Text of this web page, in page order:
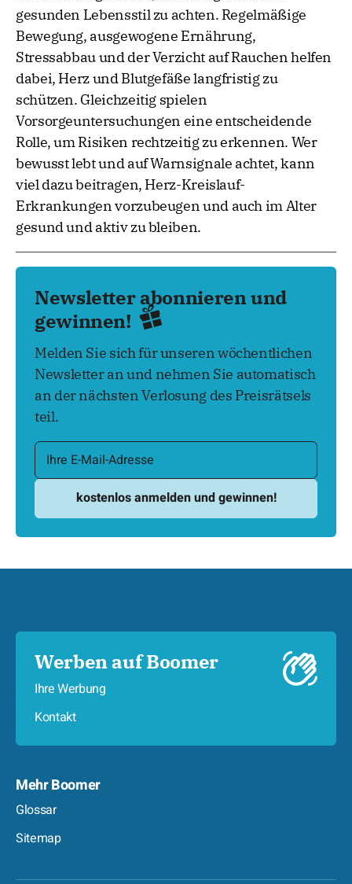
gesunden Lebensstil zu achten. Regelmäßige
Bewegung, ausgewogene Ernährung,
Stressabbau und der Verzicht auf Rauchen helfen
dabei, Herz und Blutgefäße langfristig zu
schützen. Gleichzeitig spielen
Vorsorgeuntersuchungen eine entscheidende
Rolle, um Risiken rechtzeitig zu erkennen. Wer
bewusst lebt und auf Warnsignale achtet, kann
viel dazu beitragen, Herz-Kreislauf-
Erkrankungen vorzubeugen und auch im Alter
gesund und aktiv zu bleiben.
Newsletter abonnieren und
gewinnen!
Melden Sie sich für unseren wöchentlichen
Newsletter an und nehmen Sie automatisch
an der nächsten Verlosung des Preisrätsels
teil.
Werben auf Boomer
Ihre Werbung
Kontakt
Mehr Boomer
Glossar
Sitemap